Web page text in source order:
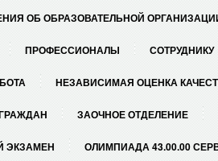
ОБ ОБРАЗОВАТЕЛЬНОЙ
ПРОФЕССИОНАЛЫ СОТРУДНИКУ
НЕЗАВИСИМАЯ ОЦЕНКА
ЗАОЧНОЕ ОТДЕЛЕНИЕ
ЭКЗАМЕН ОЛИМПИАДА 43.00.00